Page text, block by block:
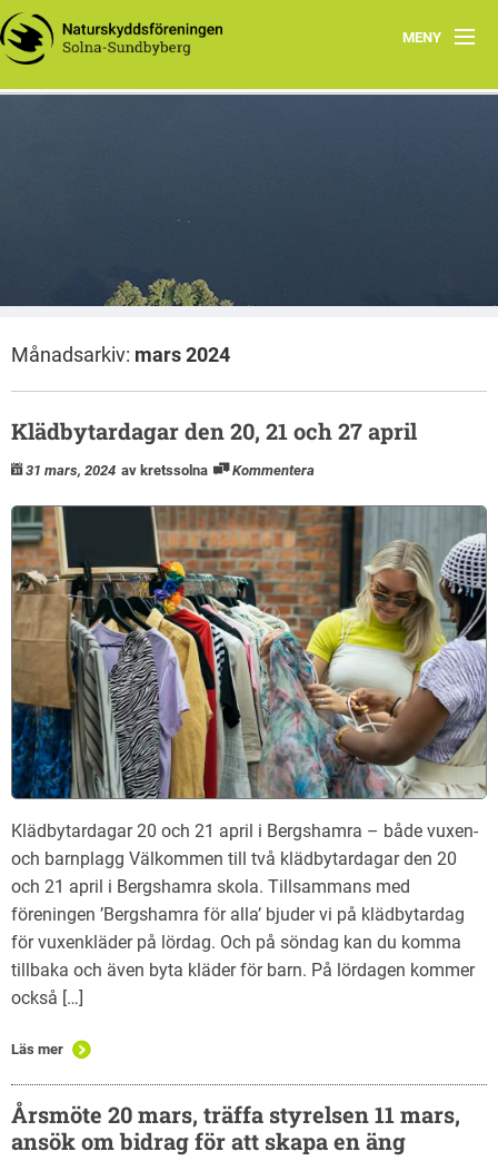
MENY
Hem
Dokument
Månadsarkiv: mars 2024
Klädbytardagar den 20, 21 och 27 april
31 mars, 2024 av kretssolna Kommentera
Klädbytardagar 20 och 21 april i Bergshamra – både vuxen-
och barnplagg Välkommen till två klädbytardagar den 20
och 21 april i Bergshamra skola. Tillsammans med
föreningen ’Bergshamra för alla’ bjuder vi på klädbytardag
för vuxenkläder på lördag. Och på söndag kan du komma
tillbaka och även byta kläder för barn. På lördagen kommer
också […]
Läs mer
Årsmöte 20 mars, träffa styrelsen 11 mars,
ansök om bidrag för att skapa en äng